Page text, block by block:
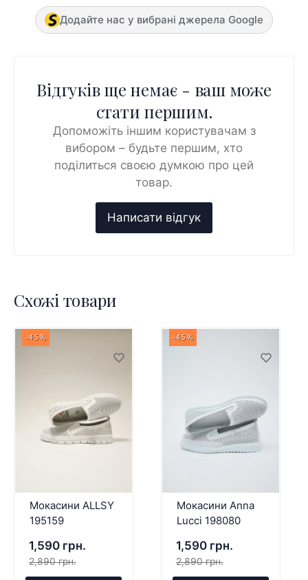
Додайте нас у вибрані джерела Google
Відгуків ще немає - ваш може
стати першим.
Допоможіть іншим користувачам з
вибором – будьте першим, хто
поділиться своєю думкою про цей
товар.
Схожі товари
-45%
Мокасини ALLSY
195159
1,590 грн.
2,890 грн.
-45%
Мокасини Anna
Lucci 198080
1,590 грн.
2,890 грн.